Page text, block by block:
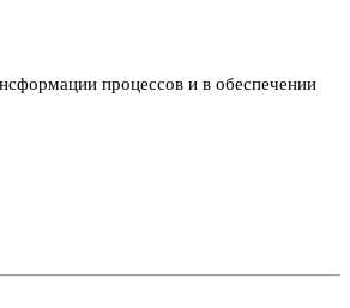
процессов и в обеспечении